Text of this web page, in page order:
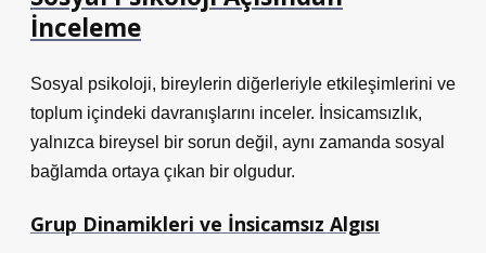
İnceleme
Sosyal psikoloji, bireylerin diğerleriyle etkileşimlerini ve
toplum içindeki davranışlarını inceler. İnsicamsızlık,
yalnızca bireysel bir sorun değil, aynı zamanda sosyal
bağlamda ortaya çıkan bir olgudur.
Grup Dinamikleri ve İnsicamsız Algısı